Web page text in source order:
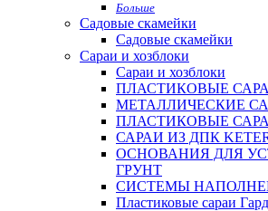
Больше
Садовые скамейки
Садовые скамейки
Сараи и хозблоки
Сараи и хозблоки
ПЛАСТИКОВЫЕ
МЕТАЛЛИЧЕСКИЕ
ПЛАСТИКОВЫЕ
САРАИ ИЗ ДПК
ОСНОВАНИЯ ДЛЯ
ГРУНТ
СИСТЕМЫ
Пластиковые сараи